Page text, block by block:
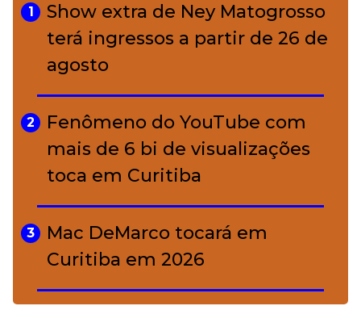
charme rústico que
conquistou o luxo
A ciência por trás da skincare: a
função de cada ativo
1
Show extra de Ney Matogrosso
terá ingressos a partir de 26 de
agosto
2
Fenômeno do YouTube com
mais de 6 bi de visualizações
toca em Curitiba
3
Mac DeMarco tocará em
Curitiba em 2026